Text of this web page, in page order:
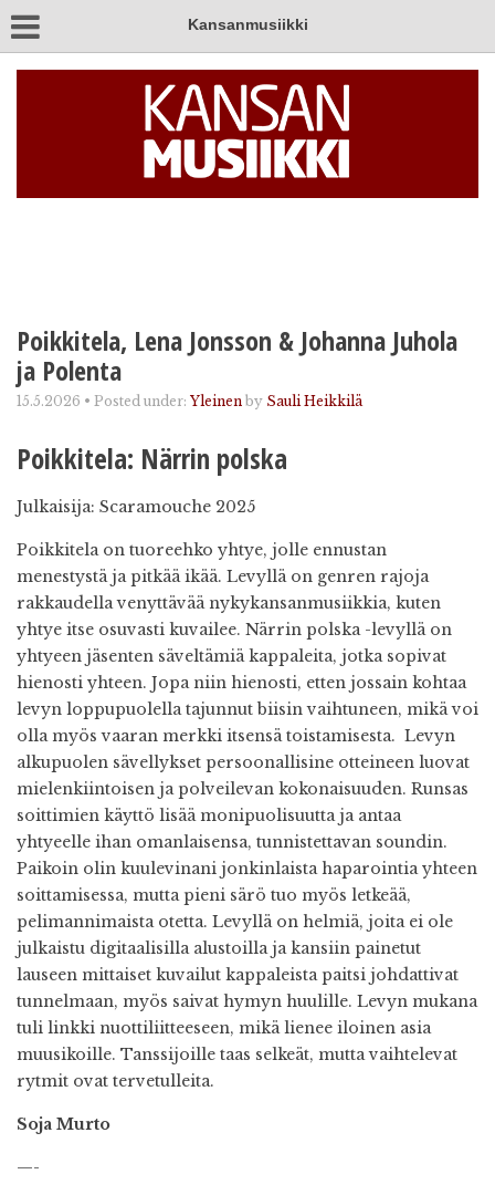
Kansanmusiikki
Poikkitela, Lena Jonsson & Johanna Juhola
ja Polenta
15.5.2026 • Posted under: Yleinen by Sauli Heikkilä
Poikkitela: Närrin polska
Julkaisija: Scaramouche 2025
Poikkitela on tuoreehko yhtye, jolle ennustan
menestystä ja pitkää ikää. Levyllä on genren rajoja
rakkaudella venyttävää nykykansanmusiikkia, kuten
yhtye itse osuvasti kuvailee. Närrin polska -levyllä on
yhtyeen jäsenten säveltämiä kappaleita, jotka sopivat
hienosti yhteen. Jopa niin hienosti, etten jossain kohtaa
levyn loppupuolella tajunnut biisin vaihtuneen, mikä voi
olla myös vaaran merkki itsensä toistamisesta. Levyn
alkupuolen sävellykset persoonallisine otteineen luovat
mielenkiintoisen ja polveilevan kokonaisuuden. Runsas
soittimien käyttö lisää monipuolisuutta ja antaa
yhtyeelle ihan omanlaisensa, tunnistettavan soundin.
Paikoin olin kuulevinani jonkinlaista haparointia yhteen
soittamisessa, mutta pieni särö tuo myös letkeää,
pelimannimaista otetta. Levyllä on helmiä, joita ei ole
julkaistu digitaalisilla alustoilla ja kansiin painetut
lauseen mittaiset kuvailut kappaleista paitsi johdattivat
tunnelmaan, myös saivat hymyn huulille. Levyn mukana
tuli linkki nuottiliitteeseen, mikä lienee iloinen asia
muusikoille. Tanssijoille taas selkeät, mutta vaihtelevat
rytmit ovat tervetulleita.
Soja Murto
—-